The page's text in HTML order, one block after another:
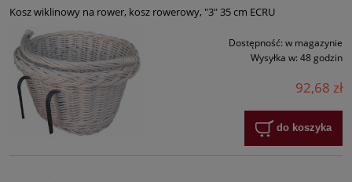
Kosz wiklinowy na rower, kosz rowerowy, "3" 35 cm ECRU
Dostępność: w magazynie
Wysyłka w: 48 godzin
92,68 zł
do koszyka